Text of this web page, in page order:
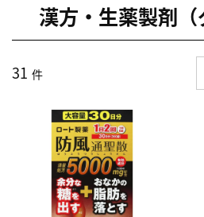
漢方・生薬製剤（
31 件